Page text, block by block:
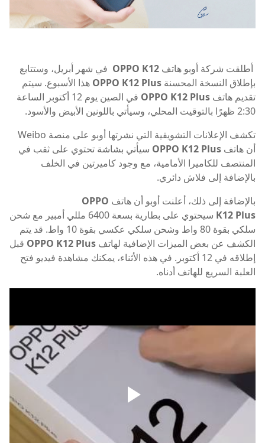
أطلقت شركة أوبو هاتف OPPO K12 في شهر أبريل، وستتابع
بإطلاق النسخة المحسنة OPPO K12 Plus هذا الأسبوع. سيتم
تقديم هاتف OPPO K12 Plus
في الصين يوم 12 أكتوبر الساعة
2:30 ظهرًا بالتوقيت المحلي، وسيأتي باللونين الأبيض والأسود.
تكشف الإعلانات التشويقية التي نشرتها أوبو على منصة Weibo
أن هاتف OPPO K12 Plus سيأتي بشاشة تحتوي على ثقب في
المنتصف للكاميرا الأمامية، مع وجود كاميرتين في الخلف
بالإضافة إلى فلاش دائري.
بالإضافة إلى ذلك، أعلنت أوبو أن هاتف OPPO
K12 Plus
سيحتوي على بطارية بسعة 6400 مللي أمبير مع شحن
سلكي بقوة 80 واط وشحن سلكي عكسي بقوة 10 واط. قد يتم
الكشف عن بعض الميزات الإضافية لهاتف OPPO K12 Plus قبل
إطلاقه في 12 أكتوبر. في هذه الأثناء، يمكنك مشاهدة فيديو فتح
العلبة السريع للهاتف أدناه.